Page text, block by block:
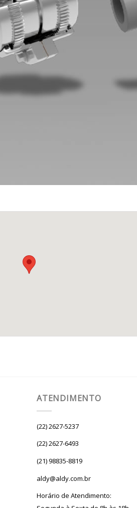
ATENDIMENTO
(22) 2627-5237
(22) 2627-6493
(21) 98835-8819
aldy@aldy.com.br
Horário de Atendimento: